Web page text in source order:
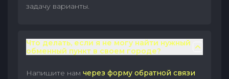
задачу варианты.
Что делать, если я не могу найти нужный
обменный пункт в своем городе?
Напишите нам через форму обратной связи